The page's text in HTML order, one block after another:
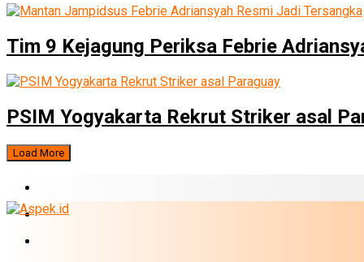
Tim 9 Kejagung Periksa Febrie
PSIM Yogyakarta Rekrut Striker asal
Load More
BUMN